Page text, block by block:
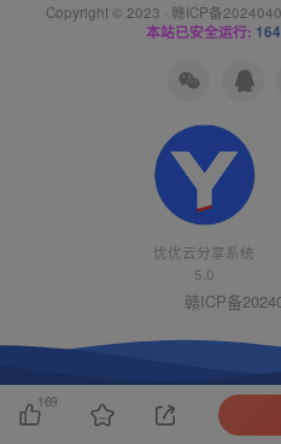
Copyright © 2023 · 赣ICP备
本站已安全运行:
优优云分享系统
5.0
赣ICP备
169